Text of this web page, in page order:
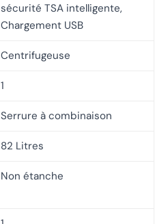
sécurité TSA intelligente,
Chargement USB
Centrifugeuse
1
Serrure à combinaison
82 Litres
Non étanche